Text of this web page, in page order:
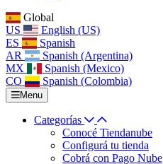
Global
US
English (US)
ES
Spanish
AR
Spanish (Argentina)
MX
Spanish (Mexico)
CO
Spanish (Colombia)
Menu
Categorías
Conocé Tiendanube
Configurá tu tienda
Cobrá con Pago Nube